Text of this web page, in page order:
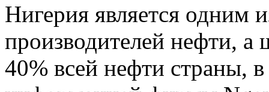
Нигерия является одним
производителей нефти, а
40% всей нефти страны, в